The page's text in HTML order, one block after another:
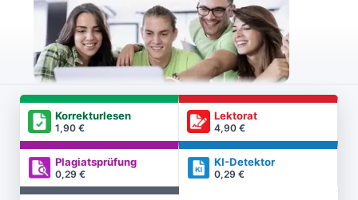
Korrekturlesen
1,90 €
Lektorat
4,90 €
Plagiatsprüfung
0,29 €
KI-Detektor
0,29 €